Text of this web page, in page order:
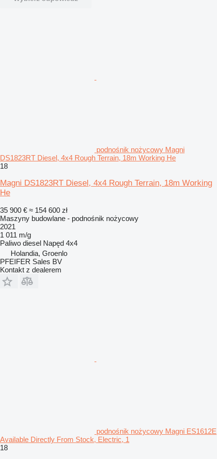
podnośnik nożycowy Magni
DS1823RT Diesel, 4x4 Rough Terrain, 18m Working He
18
Magni DS1823RT Diesel, 4x4 Rough Terrain, 18m Working
He
35 900 € ≈ 154 600 zł
Maszyny budowlane - podnośnik nożycowy
2021
1 011 m/g
Paliwo diesel Napęd 4x4
Holandia, Groenlo
PFEIFER Sales BV
Kontakt z dealerem
podnośnik nożycowy Magni ES1612E
Available Directly From Stock, Electric, 1
18